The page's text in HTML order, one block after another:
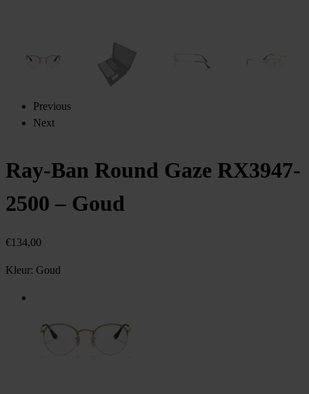
Previous
Next
Ray-Ban Round Gaze RX3947-
2500 – Goud
€134,00
Kleur: Goud